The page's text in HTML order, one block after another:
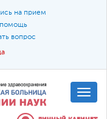
на прием
помощь
вопрос
A